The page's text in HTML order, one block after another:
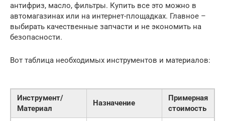
антифриз, масло, фильтры. Купить все это можно в
автомагазинах или на интернет-площадках. Главное –
выбирать качественные запчасти и не экономить на
безопасности.
Вот таблица необходимых инструментов и материалов:
Инструмент/
Материал
Назначение
Примерная
стоимость